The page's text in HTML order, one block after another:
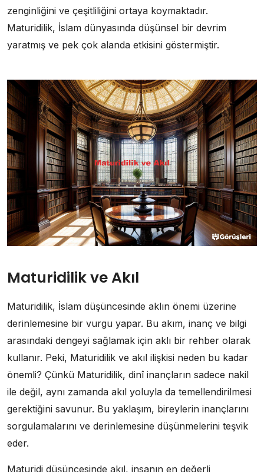
zenginliğini ve çeşitliliğini ortaya koymaktadır.
Maturidilik, İslam dünyasında düşünsel bir devrim
yaratmış ve pek çok alanda etkisini göstermiştir.
Maturidilik ve Akıl
Maturidilik, İslam düşüncesinde aklın önemi üzerine
derinlemesine bir vurgu yapar. Bu akım, inanç ve bilgi
arasındaki dengeyi sağlamak için aklı bir rehber olarak
kullanır. Peki, Maturidilik ve akıl ilişkisi neden bu kadar
önemli? Çünkü Maturidilik, dinî inançların sadece nakil
ile değil, aynı zamanda akıl yoluyla da temellendirilmesi
gerektiğini savunur. Bu yaklaşım, bireylerin inançlarını
sorgulamalarını ve derinlemesine düşünmelerini teşvik
eder.
Maturidi düşüncesinde akıl, insanın en değerli